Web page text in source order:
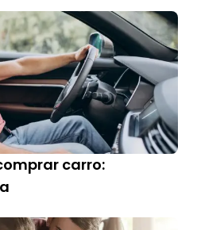
carro: